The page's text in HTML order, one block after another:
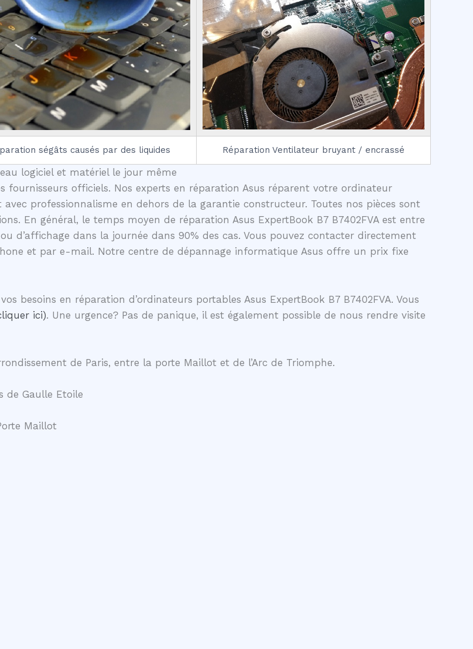
ségâts causés par des liquides Réparation Ventilateur bruyant / encrassé
logiciel et matériel le jour même
fournisseurs officiels. Nos experts en réparation Asus réparent votre ordinateur
professionnalisme en dehors de la garantie constructeur. Toutes nos pièces sont
En général, le temps moyen de réparation Asus ExpertBook B7 B7402FVA est entre
ou d’affichage dans la journée dans 90% des cas. Vous pouvez contacter directement
et par e-mail. Notre centre de dépannage informatique Asus offre un prix fixe
besoins en réparation d’ordinateurs portables Asus ExpertBook B7 B7402FVA. Vous
ici). Une urgence? Pas de panique, il est également possible de nous rendre visite
de Paris, entre la porte Maillot et de l’Arc de Triomphe.
de Gaulle Etoile
Maillot